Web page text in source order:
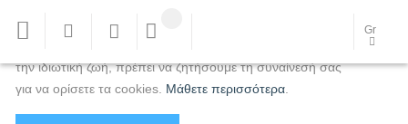
Χρησιμοποιούμε cookies για να βελτιώσουμε την
εμπειρία σας.
την ιδιωτική ζωή, πρέπει να ζητήσουμε τη συναίνεσή σας
για να ορίσετε τα cookies. Μάθετε περισσότερα
Gr